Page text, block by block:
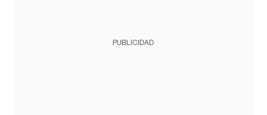
PUBLICIDAD